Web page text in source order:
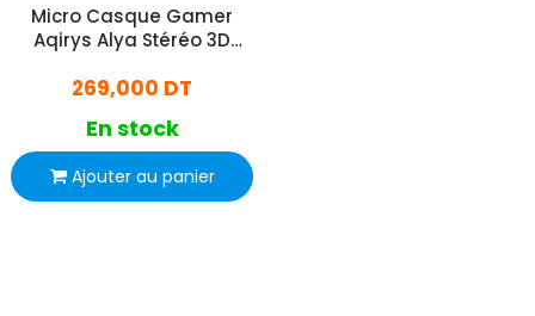
Micro Casque Gamer
Aqirys Alya Stéréo 3D
269,000 DT
En stock
Ajouter au panier